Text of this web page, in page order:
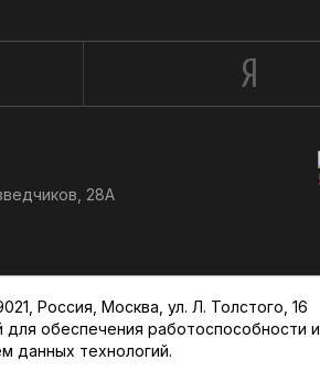
28А
Россия, Москва, ул. Л. Толстого, 16
обеспечения работоспособности и
данных технологий.